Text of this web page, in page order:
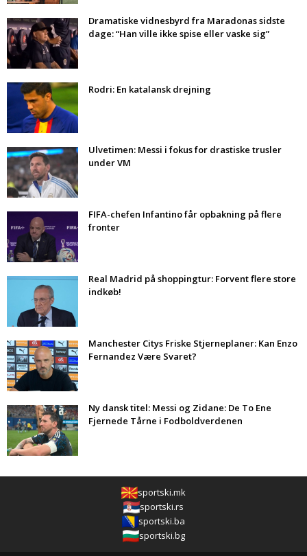
Dramatiske vidnesbyrd fra Maradonas sidste
dage: “Han ville ikke spise eller vaske sig”
Rodri: En katalansk drejning
Ulvetimen: Messi i fokus for drastiske trusler
under VM
FIFA-chefen Infantino får opbakning på flere
fronter
Real Madrid på shoppingtur: Forvent flere store
indkøb!
Manchester Citys Friske Stjerneplaner: Kan Enzo
Fernandez Være Svaret?
Ny dansk titel: Messi og Zidane: De To Ene
Fjernede Tårne i Fodboldverdenen
sportski.mk
sportski.rs
sportski.ba
sportski.bg